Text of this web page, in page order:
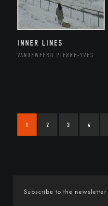
INNER LINES
VANDEWEERD PIERRE-YVES
1 2 3 4